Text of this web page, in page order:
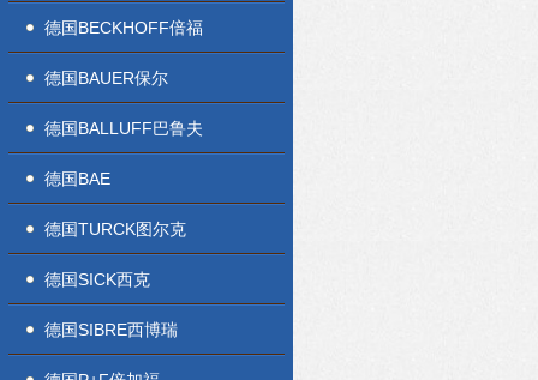
德国BECKHOFF倍福
德国BAUER保尔
德国BALLUFF巴鲁夫
德国BAE
德国TURCK图尔克
德国SICK西克
德国SIBRE西博瑞